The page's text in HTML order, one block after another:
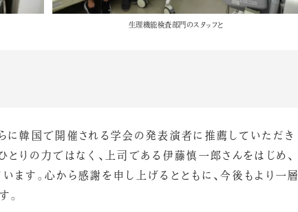
生理機能検査部門のスタッフと
に韓国で開催される学会の発表演者に推薦していただき
りの力ではなく、上司である伊藤慎一郎さんをはじめ、
ます。心から感謝を申し上げるとともに、今後もより一層
。